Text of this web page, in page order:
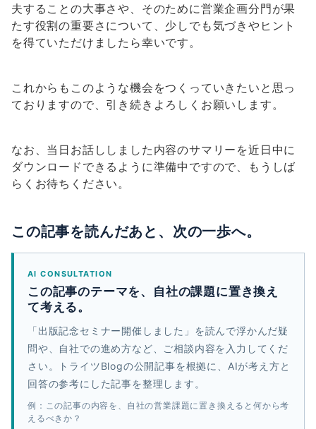
夫することの大事さや、そのために営業企画分門が果
たす役割の重要さについて、少しでも気づきやヒント
を得ていただけましたら幸いです。
これからもこのような機会をつくっていきたいと思っ
ておりますので、引き続きよろしくお願いします。
なお、当日お話ししました内容のサマリーを近日中に
ダウンロードできるように準備中ですので、もうしば
らくお待ちください。
この記事を読んだあと、次の一歩へ。
AI CONSULTATION
この記事のテーマを、自社の課題に置き換え
て考える。
「出版記念セミナー開催しました」を読んで浮かんだ疑
問や、自社での進め方など、ご相談内容を入力してくだ
さい。トライツBlogの公開記事を根拠に、AIが考え方と
回答の参考にした記事を整理します。
例：この記事の内容を、自社の営業課題に置き換えると何から考
えるべきか？